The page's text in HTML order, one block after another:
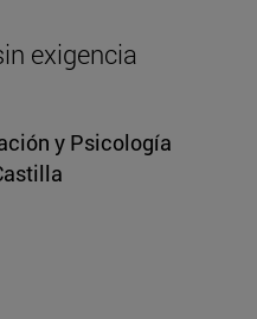
exigencia
y Psicología